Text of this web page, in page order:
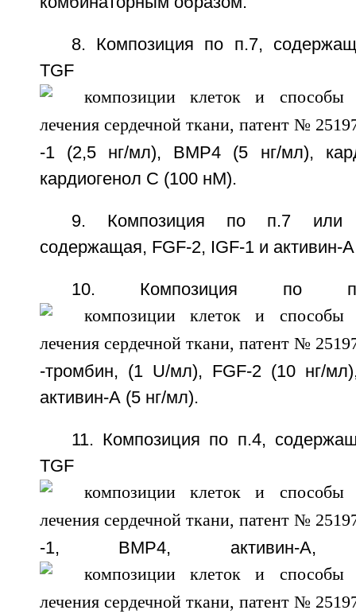
8. Композиция по п.7,
TGF
-1 (2,5 нг/мл), ВМР4 (5 нг/мл),
кардиогенол С (100 нМ).
9. Композиция по п.7 или
содержащая, FGF-2, IGF-1 и активин-
10. Композиция по
-тромбин, (1 U/мл), FGF-2 (10 нг/
активин-А (5 нг/мл).
11. Композиция по п.4,
TGF
-1, ВМР4, активин-А,